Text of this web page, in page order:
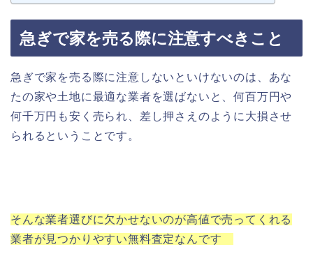
急ぎで家を売る際に注意すべきこと
急ぎで家を売る際に注意しないといけないのは、あな
たの家や土地に最適な業者を選ばないと、何百万円や
何千万円も安く売られ、差し押さえのように大損させ
られるということです。
そんな業者選びに欠かせないのが高値で売ってくれる
業者が見つかりやすい無料査定なんです